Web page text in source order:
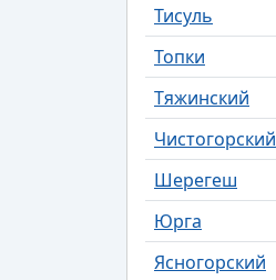
Тисуль
Топки
Тяжинский
Чистогорский
Шерегеш
Юрга
Ясногорский